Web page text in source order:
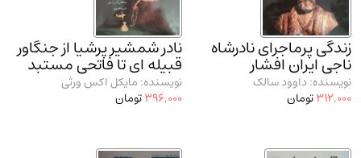
مدرسان شریف و انتشارت ارشد کتاب‌های..(2)
دانشگاه پیامـ نور(10)
زندگی پرماجرای نادرشاه
ناجی ایران افشار
نویسنده: داوود سالک
312,000تومان
نادر شمشیر پرشیا از جنگاور
قبیله ای تا فاتحی مستبد
نویسنده: مایکل اکس ورثی
396,000تومان